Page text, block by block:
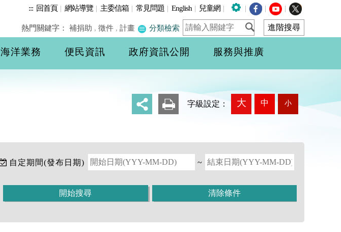
::: 回首頁| 網站導覽 | 主委信箱 | 常見問題 | English | 兒童網 | | | |
熱門關鍵字： 補捐助 , 徵件 , 計畫 分類檢索
海洋業務 便民資訊 政府資訊公開 服務與推廣
字級設定： 大 中 小
自定期間(發布日期) ~